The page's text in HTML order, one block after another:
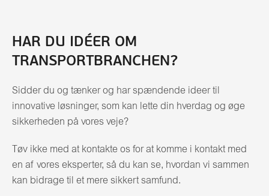
HAR DU IDÉER OM
TRANSPORTBRANCHEN?
Sidder du og tænker og har spændende ideer til
innovative løsninger, som kan lette din hverdag og øge
sikkerheden på vores veje?
Tøv ikke med at kontakte os for at komme i kontakt med
en af vores eksperter, så du kan se, hvordan vi sammen
kan bidrage til et mere sikkert samfund.